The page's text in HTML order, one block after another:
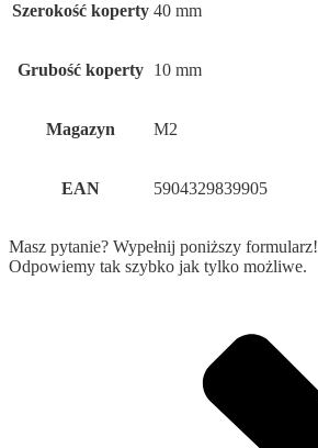
Szerokość koperty 40 mm
Grubość koperty 10 mm
Magazyn M2
EAN 5904329839905
Masz pytanie? Wypełnij poniższy formularz!
Odpowiemy tak szybko jak tylko możliwe.